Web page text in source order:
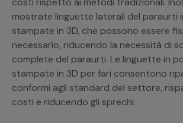
mostrate linguette laterali del paraurti
stampate in 3D, che possono essere
necessario, riducendo la necessità di
complete del paraurti. Le linguette in
stampate in 3D per fari consentono
conformi agli standard del settore,
costi e riducendo gli sprechi.